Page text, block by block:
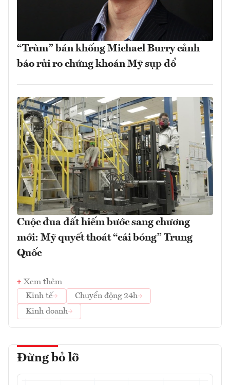
“Trùm” bán khống Michael Burry cảnh
báo rủi ro chứng khoán Mỹ sụp đổ
Cuộc đua đất hiếm bước sang chương
mới: Mỹ quyết thoát “cái bóng” Trung
Quốc
Xem thêm
Kinh tế
Chuyển động 24h
Kinh doanh
Đừng bỏ lỡ